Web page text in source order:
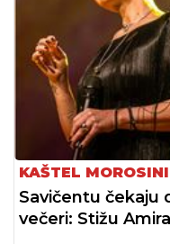
KAŠTEL
Savičentu čekaju
večeri: Stižu